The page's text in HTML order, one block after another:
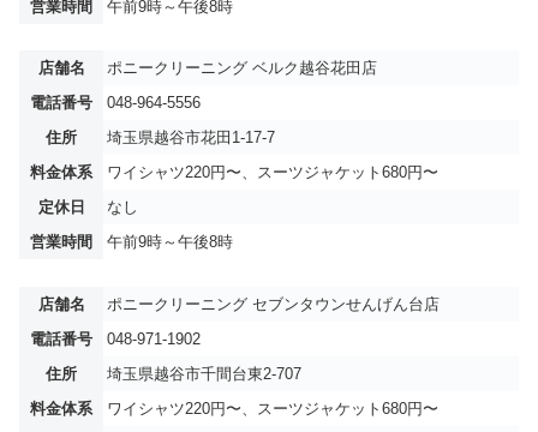
営業時間 午前9時～午後8時
店舗名
ポニークリーニング ベルク越谷花田店
電話番号
048-964-5556
住所
埼玉県越谷市花田1-17-7
料金体系
ワイシャツ220円〜、スーツジャケット680円〜
定休日
なし
営業時間
午前9時～午後8時
店舗名
ポニークリーニング セブンタウンせんげん台店
電話番号
048-971-1902
住所
埼玉県越谷市千間台東2-707
料金体系
ワイシャツ220円〜、スーツジャケット680円〜